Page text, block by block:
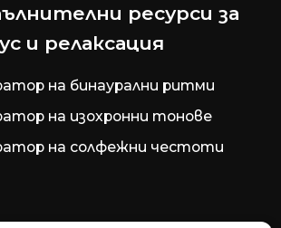
ресурси за
и релаксация
на бинаурални ритми
на изохронни тонове
на солфежни честоти